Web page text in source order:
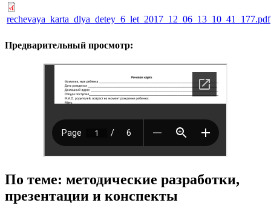
rechevaya_karta_dlya_detey_6_let_2017_12_06_13_10_41_177.pdf
Предварительный просмотр:
По теме: методические разработки,
презентации и конспекты